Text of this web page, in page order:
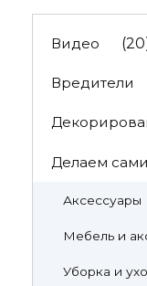
Видео
Вредители
Делаем сами
Аксессуары
Мебель и
Уборка и